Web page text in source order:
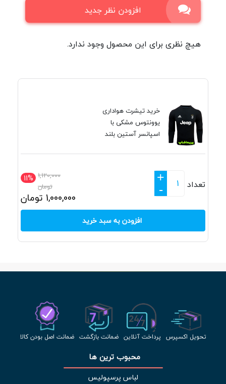
افزودن نظر جدید
هیچ نظری برای این محصول وجود ندارد.
خرید تیشرت هواداری
یوونتوس مشکی با
اسپانسر آستین بلند
11% 1,120,000
تومان
1,000,000 تومان
تعداد
+
-
افزودن به سبد خرید
تحویل اکسپرس پرداخت آنلاین ضمانت بازگشت ضمانت اصل بودن کالا
محبوب ترین ها
لباس پرسپولیس